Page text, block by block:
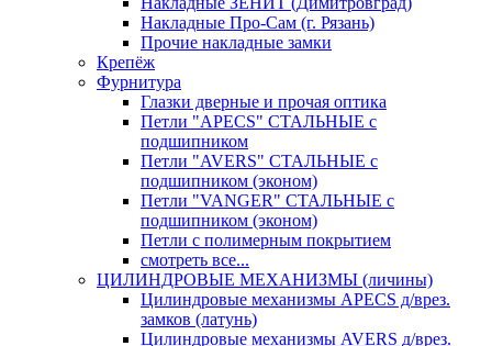
Накладные Про-Сам (г. Рязань)
Прочие накладные замки
Крепёж
Фурнитура
Глазки дверные и прочая оптика
Петли "APECS" СТАЛЬНЫЕ с
подшипником
Петли "AVERS" СТАЛЬНЫЕ с
подшипником (эконом)
Петли "VANGER" СТАЛЬНЫЕ с
подшипником (эконом)
Петли с полимерным покрытием
смотреть все...
ЦИЛИНДРОВЫЕ МЕХАНИЗМЫ (личины)
Цилиндровые механизмы APECS д/врез.
замков (латунь)
Цилиндровые механизмы AVERS д/врез.